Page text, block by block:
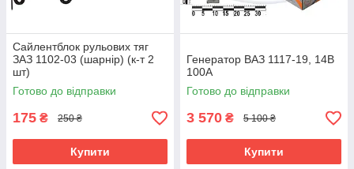
Сайлентблок рульових тяг
ЗАЗ 1102-03 (шарнір) (к-т 2
шт)
Готово до відправки
175 ₴ 250 ₴
Купити
Генератор ВАЗ 1117-19, 14В
100А
Готово до відправки
3 570 ₴ 5 100 ₴
Купити